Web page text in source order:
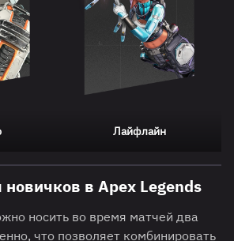
Лайфлайн
в Apex Legends
носить во время матчей два
что позволяет комбинировать